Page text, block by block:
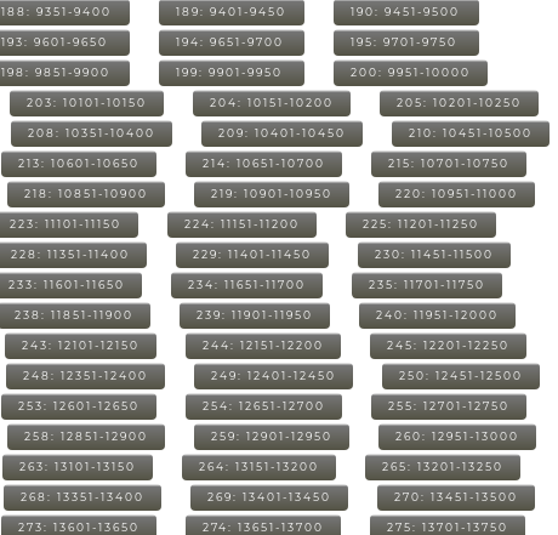
188: 9351-9400 189: 9401-9450 190: 9451-9500
193: 9601-9650 194: 9651-9700 195: 9701-9750
198: 9851-9900 199: 9901-9950 200: 9951-10000
203: 10101-10150 204: 10151-10200 205: 10201-10250
208: 10351-10400 209: 10401-10450 210: 10451-10500
213: 10601-10650 214: 10651-10700 215: 10701-10750
218: 10851-10900 219: 10901-10950 220: 10951-11000
223: 11101-11150 224: 11151-11200 225: 11201-11250
228: 11351-11400 229: 11401-11450 230: 11451-11500
233: 11601-11650 234: 11651-11700 235: 11701-11750
238: 11851-11900 239: 11901-11950 240: 11951-12000
243: 12101-12150 244: 12151-12200 245: 12201-12250
248: 12351-12400 249: 12401-12450 250: 12451-12500
253: 12601-12650 254: 12651-12700 255: 12701-12750
258: 12851-12900 259: 12901-12950 260: 12951-13000
263: 13101-13150 264: 13151-13200 265: 13201-13250
268: 13351-13400 269: 13401-13450 270: 13451-13500
273: 13601-13650 274: 13651-13700 275: 13701-13750